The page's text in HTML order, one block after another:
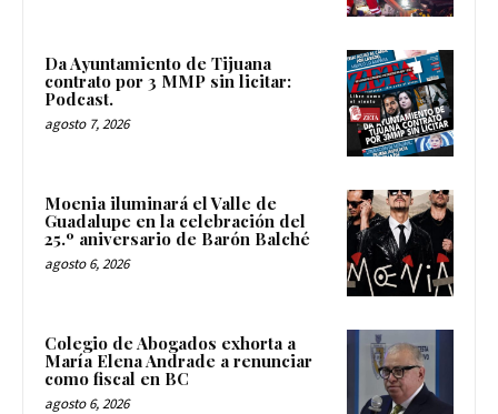
Da Ayuntamiento de Tijuana
contrato por 3 MMP sin licitar:
Podcast.
agosto 7, 2026
Moenia iluminará el Valle de
Guadalupe en la celebración del
25.º aniversario de Barón Balché
agosto 6, 2026
Colegio de Abogados exhorta a
María Elena Andrade a renunciar
como fiscal en BC
agosto 6, 2026